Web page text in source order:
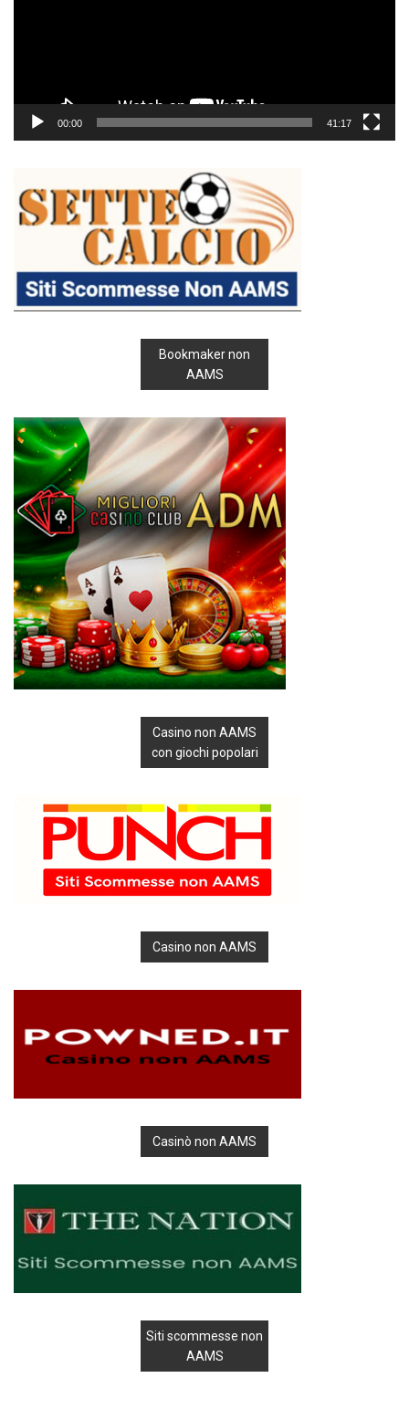
00:00 41:17
Bookmaker non
AAMS
Casino non AAMS
con giochi popolari
Casino non AAMS
Casinò non AAMS
Siti scommesse non
AAMS